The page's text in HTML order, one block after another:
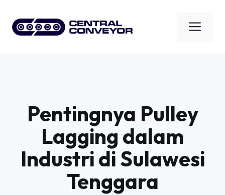
content
Pentingnya Pulley
Lagging dalam
Industri di Sulawesi
Tenggara